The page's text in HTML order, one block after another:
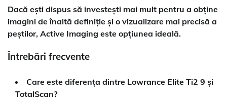
Dacă ești dispus să investești mai mult pentru a obține
imagini de înaltă definiție și o vizualizare mai precisă a
peștilor, Active Imaging este opțiunea ideală.
Întrebări frecvente
Care este diferența dintre Lowrance Elite Ti2 9 și
TotalScan?